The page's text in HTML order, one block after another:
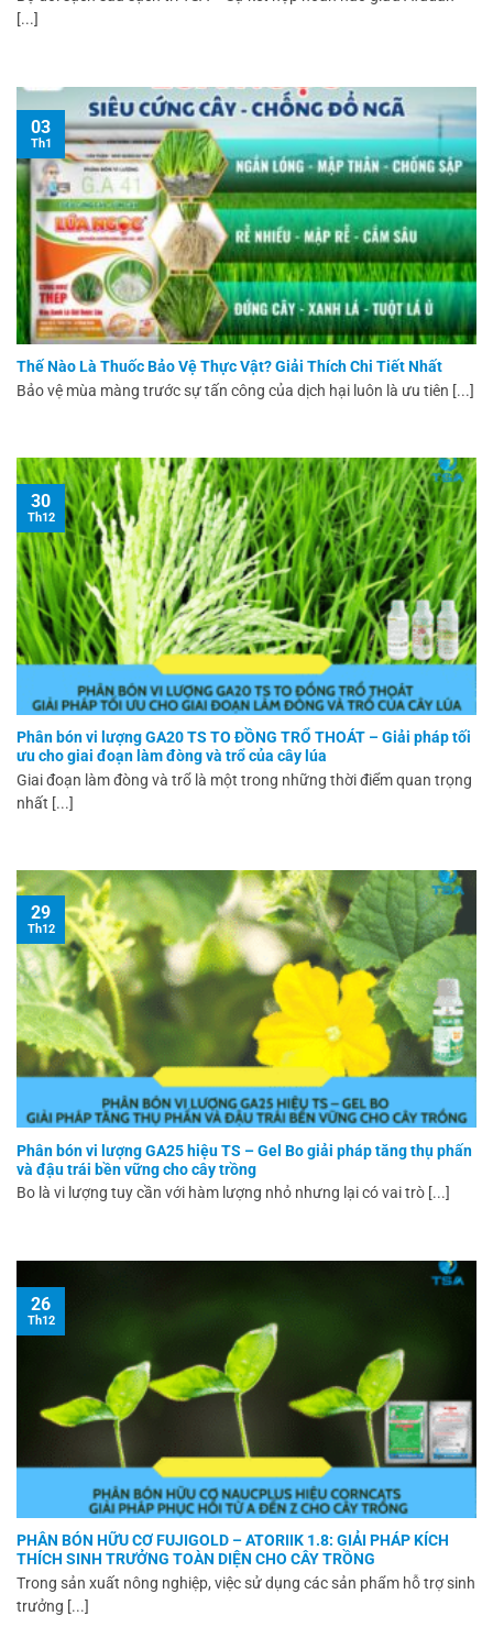
[...]
Thế Nào Là Thuốc Bảo Vệ Thực Vật? Giải Thích Chi Tiết Nhất
Bảo vệ mùa màng trước sự tấn công của dịch hại luôn là ưu tiên [...]
03
Th1
Phân bón vi lượng GA20 TS TO ĐỒNG TRỔ THOÁT – Giải pháp tối
ưu cho giai đoạn làm đòng và trổ của cây lúa
Giai đoạn làm đòng và trổ là một trong những thời điểm quan trọng
nhất [...]
30
Th12
Phân bón vi lượng GA25 hiệu TS – Gel Bo giải pháp tăng thụ phấn
và đậu trái bền vững cho cây trồng
Bo là vi lượng tuy cần với hàm lượng nhỏ nhưng lại có vai trò [...]
29
Th12
PHÂN BÓN HỮU CƠ FUJIGOLD – ATORIIK 1.8: GIẢI PHÁP KÍCH
THÍCH SINH TRƯỞNG TOÀN DIỆN CHO CÂY TRỒNG
Trong sản xuất nông nghiệp, việc sử dụng các sản phẩm hỗ trợ sinh
trưởng [...]
26
Th12